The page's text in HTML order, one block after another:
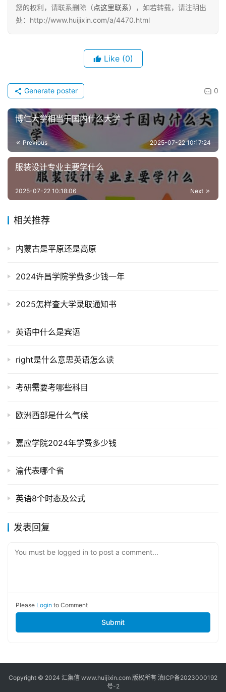
您的权利，请联系删除（点这里联系），如若转载，请注明出
处：http://www.huijixin.com/a/4470.html
Like (0)
0
Generate poster
博仁大学相当于国内什么大学
Previous 2025-07-22 10:17:24
服装设计专业主要学什么
Next
2025-07-22 10:18:06
相关推荐
内蒙古是平原还是高原
2024许昌学院学费多少钱一年
2025怎样查大学录取通知书
英语中什么是宾语
right是什么意思英语怎么读
考研需要考哪些科目
欧洲西部是什么气候
嘉应学院2024年学费多少钱
渝代表哪个省
英语8个时态及公式
发表回复
You must be logged in to post a comment...
Please Login to Comment
Submit
Copyright © 2024 汇集信 www.huijixin.com 版权所有 滇ICP备2023000192
号-2